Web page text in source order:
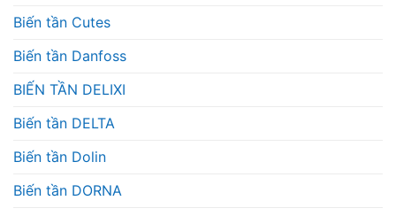
Biến tần Cutes
Biến tần Danfoss
BIẾN TẦN DELIXI
Biến tần DELTA
Biến tần Dolin
Biến tần DORNA